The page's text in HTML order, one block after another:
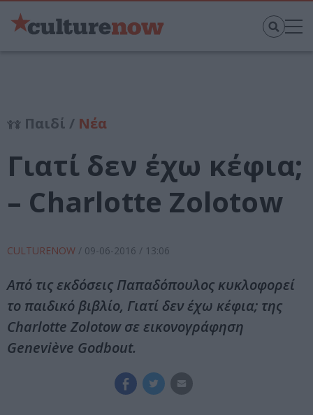
Παιδί / Νέα
Γιατί δεν έχω κέφια;
– Charlotte Zolotow
CULTURENOW / 09-06-2016 / 13:06
Από τις εκδόσεις Παπαδόπουλος κυκλοφορεί
το παιδικό βιβλίο, Γιατί δεν έχω κέφια; της
Charlotte Zolotow σε εικονογράφηση
Geneviève Godbout.